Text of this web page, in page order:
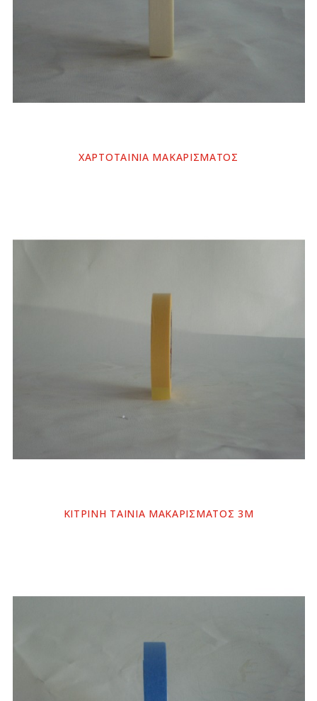
ΧΑΡΤΟΤΑΙΝΙΑ ΜΑΚΑΡΙΣΜΑΤΟΣ
ΚΙΤΡΙΝΗ ΤΑΙΝΙΑ ΜΑΚΑΡΙΣΜΑΤΟΣ 3Μ